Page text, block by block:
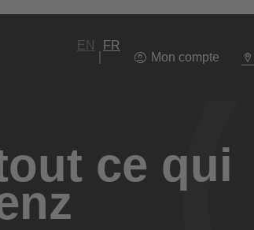
EN
FR
Mon compte
ce qui